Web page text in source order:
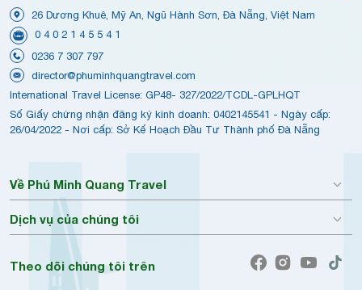
26 Dương Khuê, Mỹ An, Ngũ Hành Sơn, Đà Nẵng, Việt Nam
0 4 0 2 1 4 5 5 4 1
0236 7 307 797
director@phuminhquangtravel.com
International Travel License: GP48- 327/2022/TCDL-GPLHQT
Số Giấy chứng nhận đăng ký kinh doanh: 0402145541 - Ngày cấp:
26/04/2022 - Nơi cấp: Sở Kế Hoạch Đầu Tư Thành phố Đà Nẵng
Về Phú Minh Quang Travel
Dịch vụ của chúng tôi
Theo dõi chúng tôi trên